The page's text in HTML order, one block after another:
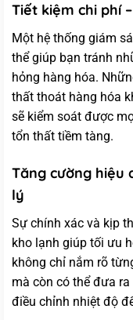
Tiết kiệm chi phí
Một hệ thống giám
thể giúp bạn tránh
hỏng hàng hóa.
thất thoát hàng hóa
sẽ kiểm soát được
tổn thất tiềm tàng.
Tăng cường hiệu
lý
Sự chính xác và kịp
kho lạnh giúp tối ưu
không chỉ nắm rõ
mà còn có thể đưa
điều chỉnh nhiệt độ